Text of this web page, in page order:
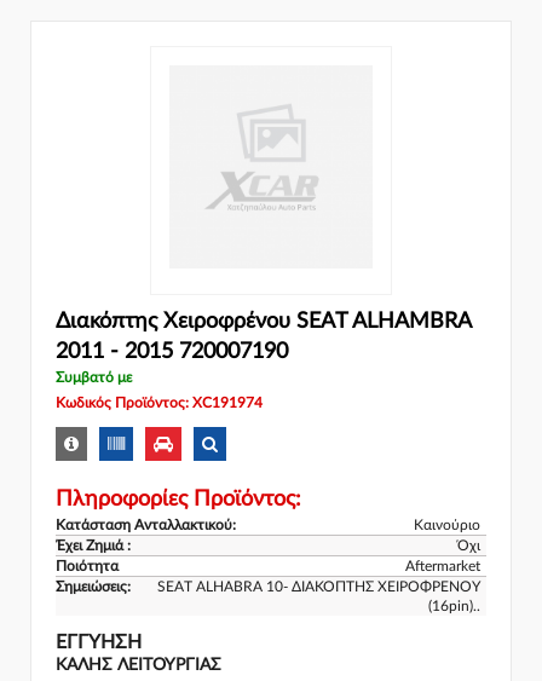
Διακόπτης Χειροφρένου SEAT ALHAΜBRA
2011 - 2015 720007190
Συμβατό με
Κωδικός Προϊόντος: XC191974
Πληροφορίες Προϊόντος:
Κατάσταση Ανταλλακτικού:
Καινούριο
Έχει Ζημιά :
Όχι
Ποιότητα
Aftermarket
Σημειώσεις:
SEAT ALHABRA 10- ΔΙΑΚΟΠΤΗΣ ΧΕΙΡΟΦΡΕΝΟΥ
(16pin)..
ΕΓΓΎΗΣΗ
ΚΑΛΗΣ ΛΕΙΤΟΥΡΓΙΑΣ